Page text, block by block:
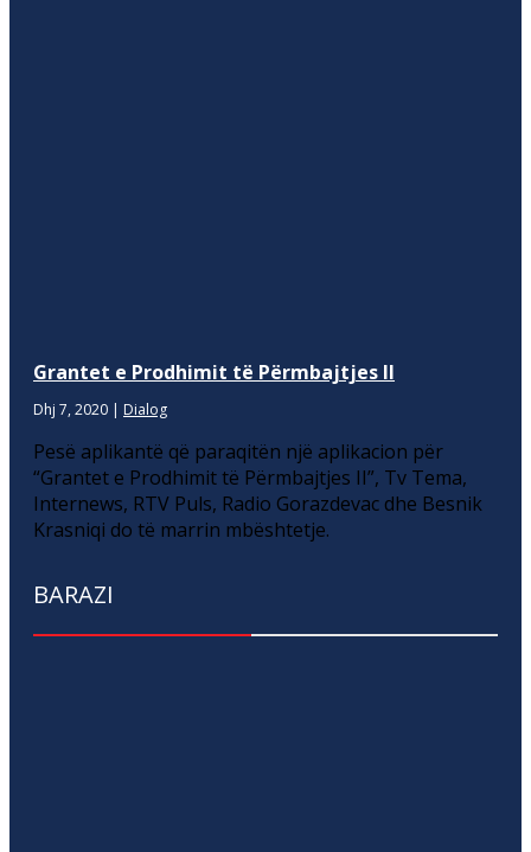
Grantet e Prodhimit të Përmbajtjes II
Dhj 7, 2020 | Dialog
Pesë aplikantë që paraqitën një aplikacion për
“Grantet e Prodhimit të Përmbajtjes II”, Tv Tema,
Internews, RTV Puls, Radio Gorazdevac dhe Besnik
Krasniqi do të marrin mbështetje.
BARAZI